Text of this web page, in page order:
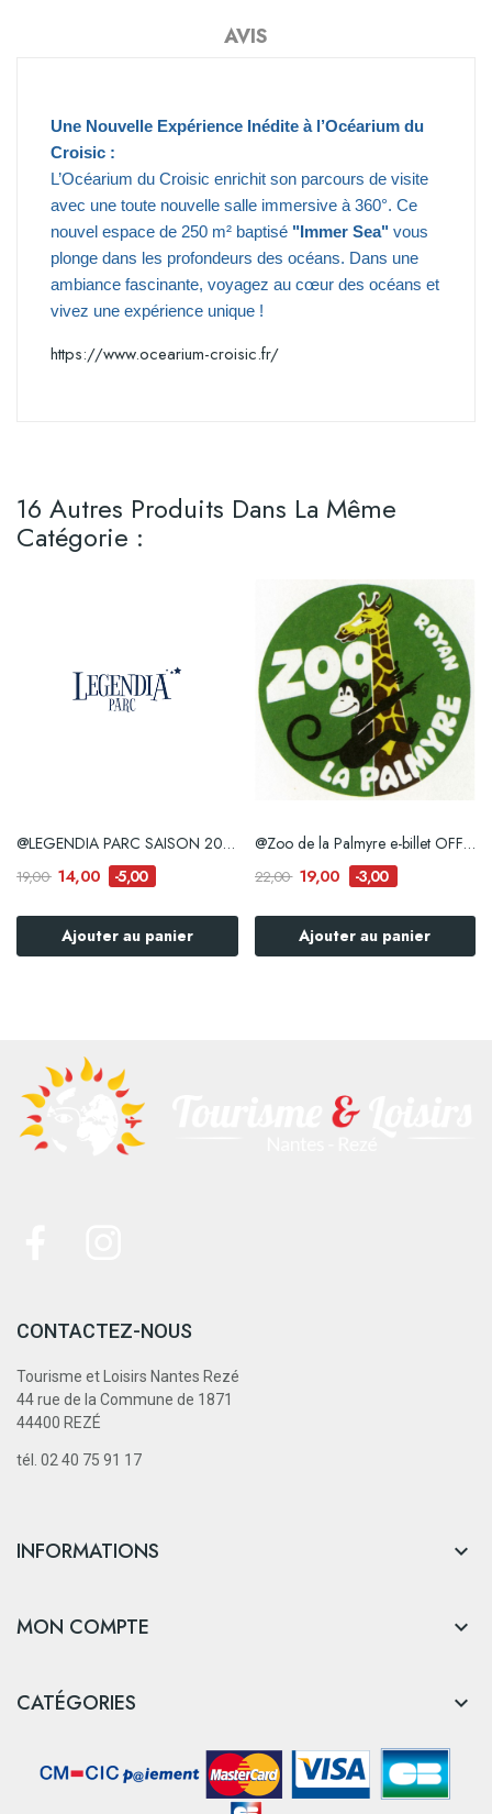
AVIS
Une Nouvelle Expérience Inédite à l’Océarium du
Croisic :
L’Océarium du Croisic enrichit son parcours de visite
avec une toute nouvelle salle immersive à 360°. Ce
nouvel espace de 250 m² baptisé "Immer Sea" vous
plonge dans les profondeurs des océans. Dans une
ambiance fascinante, voyagez au cœur des océans et
vivez une expérience unique !
https://www.ocearium-croisic.fr/
16 Autres Produits Dans La Même
Catégorie :
@LEGENDIA PARC SAISON 2026 - Calendrier et...
19,00 14,00 -5,00
Ajouter au panier
@Zoo de la Palmyre e-billet OFFRE RESERVEE A...
22,00 19,00 -3,00
Ajouter au panier
CONTACTEZ-NOUS
Tourisme et Loisirs Nantes Rezé
44 rue de la Commune de 1871
44400 REZÉ
tél. 02 40 75 91 17
INFORMATIONS 
MON COMPTE 
CATÉGORIES 